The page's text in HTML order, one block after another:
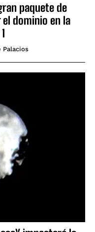
paquete de
dominio en la
Palacios